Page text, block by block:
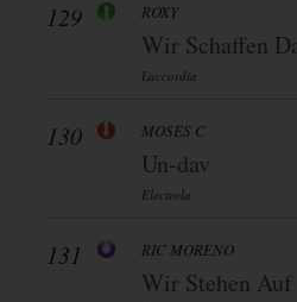
129 ROXY
Wir Schaffen
Laccordia
130 MOSES C
Un-dav
Electrola
131 RIC MORENO
Wir Stehen Auf